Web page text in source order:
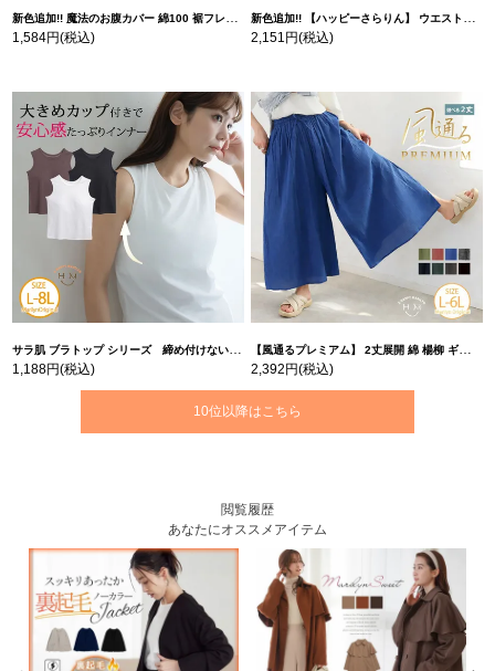
新色追加!! 魔法のお腹カバー 綿100 裾フレア Tシャツ | 大きいサイズの通販ならハッピーマリリン
1,584円(税込)
新色追加!! 【ハッピーさらりん】 ウエストタック入り スッキリ魅せ コクーントップス | 大きいサイズの通販ならハッピーマリリン
2,151円(税込)
サラ肌 ブラトップ シリーズ 締め付けない リブ タンクトップ | 大きいサイズの通販ならハッピーマリリン
1,188円(税込)
【風通るプレミアム】 2丈展開 綿 楊柳 ギャザー フレア スカンツ 【ウェストゴム】 | 大きいサイズの通販ならハッピーマリリン
2,392円(税込)
10位以降はこちら
閲覧履歴
あなたにオススメアイテム